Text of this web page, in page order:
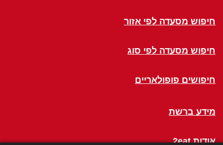
חיפוש מסעדה לפי אזור
חיפוש מסעדה לפי סוג
חיפושים פופולאריים
מידע ברשת
אודות 2eat